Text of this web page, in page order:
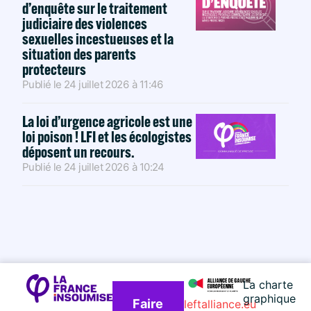
d’enquête sur le traitement
judiciaire des violences
sexuelles incestueuses et la
situation des parents
protecteurs
Publié le 24 juillet 2026 à 11:46
La loi d’urgence agricole est une
loi poison ! LFI et les écologistes
déposent un recours.
Publié le 24 juillet 2026 à 10:24
Faire
La charte
graphique
leftalliance.eu